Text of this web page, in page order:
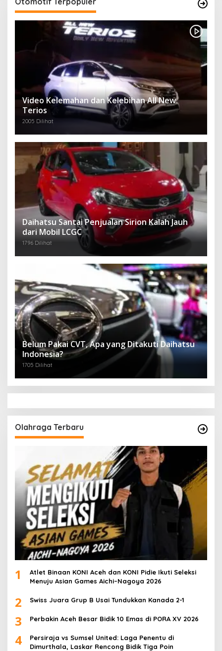
Video Kelemahan dan Kelebihan All New
Terios
2005 Dilihat
Daihatsu Santai Penjualan Sirion Kalah Jauh
dari Mobil LCGC
1796 Dilihat
Belum Pakai CVT, Apa yang Ditakuti Daihatsu
Indonesia?
1705 Dilihat
Olahraga Terbaru
1
Atlet Binaan KONI Aceh dan KONI Pidie Ikuti Seleksi
Menuju Asian Games Aichi–Nagoya 2026
2 Swiss Juara Grup B Usai Tundukkan Kanada 2-1
3 Perbakin Aceh Besar Bidik 10 Emas di PORA XV 2026
4
Persiraja vs Sumsel United: Laga Penentu di
Dimurthala, Laskar Rencong Bidik Tiga Poin